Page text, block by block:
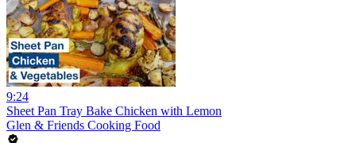
9:24
Sheet Pan Tray Bake Chicken with Lemon
Glen & Friends Cooking Food